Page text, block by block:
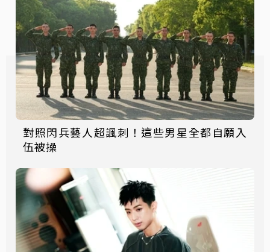
對照閃兵藝人超諷刺！這些男星全都自願入
伍被操